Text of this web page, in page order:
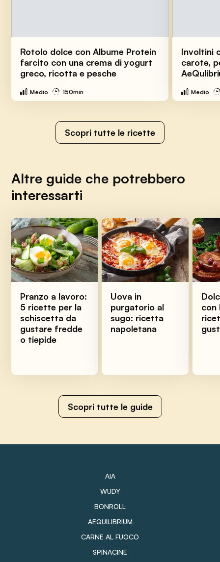
Rotolo dolce con Albume Protein
farcito con una crema di yogurt
greco, ricotta e pesche
Medio 150min
Involtini
carote,
Medio
Scopri tutte le ricette
Altre guide che potrebbero
interessarti
Pranzo a lavoro:
5 ricette per la
schiscetta da
gustare fredde
o tiepide
Uova in
purgatorio al
sugo: ricetta
napoletana
con
Scopri tutte le guide
AIA
WUDY
BONROLL
AEQUILIBRIUM
CARNE AL FUOCO
SPINACINE